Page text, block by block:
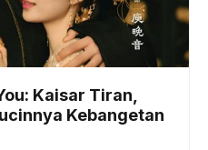
Kaisar Tiran,
Kebangetan